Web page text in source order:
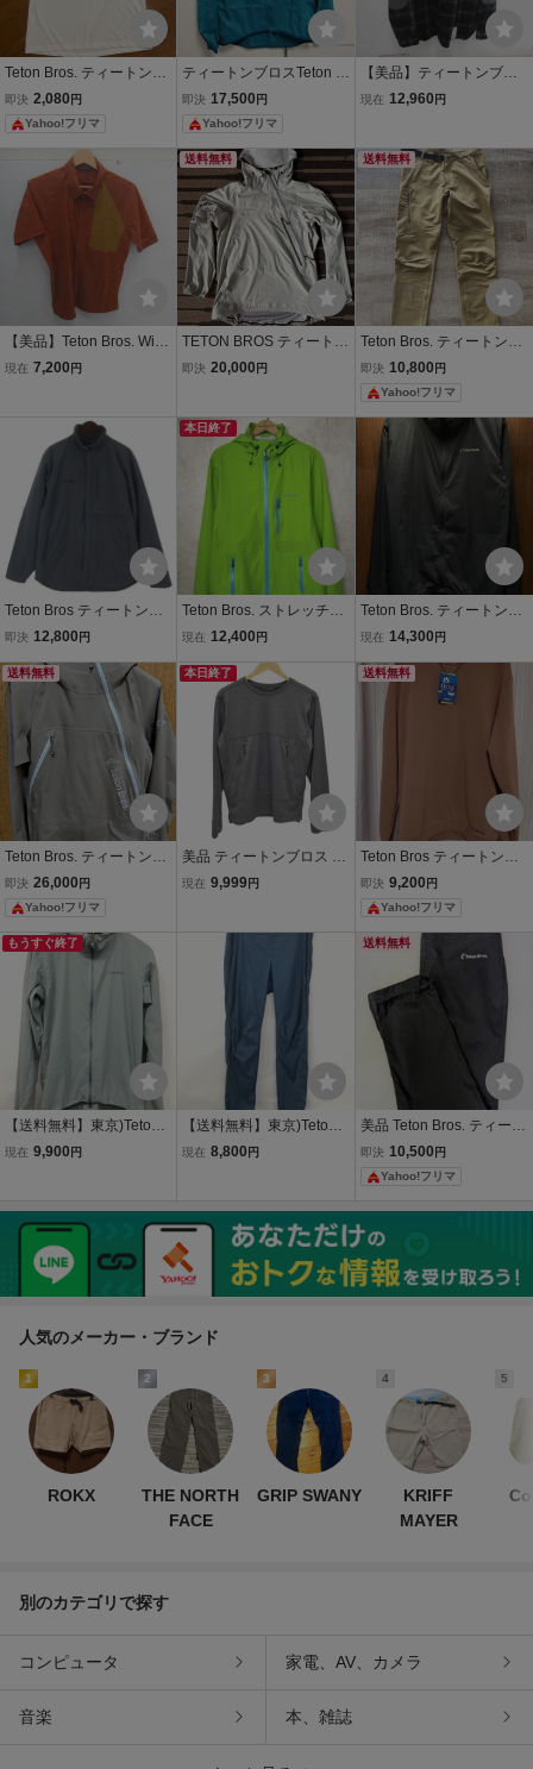
Teton Bros. ティートンブ
ロス ロゴTシャツ ホワイ
ト 半袖
即決 2,080 円
Yahoo!フリマ
ティートンブロスTeton br
os Wind River Hoody Lサ
イズ Deep blue
即決 17,500 円
Yahoo!フリマ
【美品】ティートンブロ
ス Teton Bros. ファラロン
現在 12,960 円
【美品】Teton Bros. Wind
River Shirts 登山 ティート
現在 7,200 円
送料無料
TETON BROS ティートン
ブロスTsurugi Lite Jacket
即決 20,000 円
送料無料
Teton Bros. ティートンブ
ロス クラッグパンツ TB2
33-32M
即決 10,800 円
Yahoo!フリマ
Teton Bros ティートンブ
ロス 中綿 ジャケット TB2
ンズ
即決 12,800 円
本日終了
Teton Bros. ストレッチ防
水ジャケット◆メンズM
ンテンパーカー/アウトド
ア/登山/ティートンブロス
現在 12,400 円
Teton Bros. ティートンブ
ロス TB181-18M ナイロ
イビー アウトドア
現在 14,300 円
送料無料
Teton Bros. ティートンブ
ロス Lady Bug Jacket レ
ディバグジャケット レデ
ィース
即決 26,000 円
Yahoo!フリマ
本日終了
美品 ティートンブロス Te
ton Bros. Graphene Crew
2M メンズ M cd04mo-rk2
6y11889
現在 9,999円
送料無料
Teton Bros ティートンブ
ロス オクタフリースクル
ー ユニセックス OCTA Fl
eece Crew アズキ Lサ
イズ
即決 9,200 円
Yahoo!フリマ
もうすぐ終了
【送料無料】東京)Teton B
ros. ティートンブロス ウ
現在 9,900 円
【送料無料】東京)Teton B
ros ティートンブロス ウ
現在 8,800 円
送料無料
美品 Teton Bros. ティート
ンブロス/ユニセックス ウ
ィンドリバーパンツ 未使
用に近い
即決 10,500 円
Yahoo!フリマ
人気のメーカー・ブランド
1
ROKX
2
THE NORTH
FACE
3
GRIP SWANY
4
KRIFF
MAYER
5
別のカテゴリで探す
コンピュータ 家電、AV、カメラ
音楽 本、雑誌